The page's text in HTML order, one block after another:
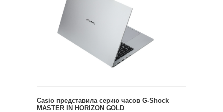
Casio представила серию часов G-Shock
MASTER IN HORIZON GOLD